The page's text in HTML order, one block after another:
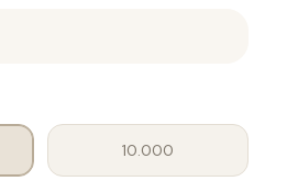
10.000